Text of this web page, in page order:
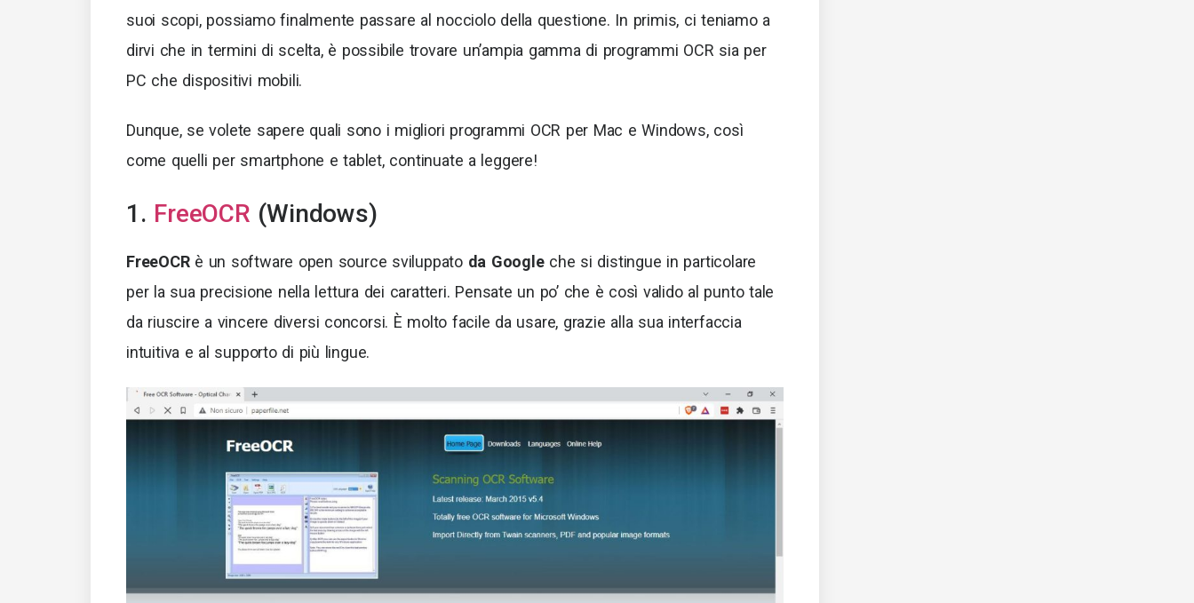
suoi scopi, possiamo finalmente passare al nocciolo della questione. In primis, ci teniamo a
dirvi che in termini di scelta, è possibile trovare un’ampia gamma di programmi OCR sia per
PC che dispositivi mobili.
Dunque, se volete sapere quali sono i migliori programmi OCR per Mac e Windows, così
come quelli per smartphone e tablet, continuate a leggere!
1. FreeOCR (Windows)
FreeOCRè un software open source sviluppato da Googleche si distingue in particolare
per la sua precisione nella lettura dei caratteri. Pensate un po’ che è così valido al punto tale
da riuscire a vincere diversi concorsi. È molto facile da usare, grazie alla sua interfaccia
intuitiva e al supporto di più lingue.